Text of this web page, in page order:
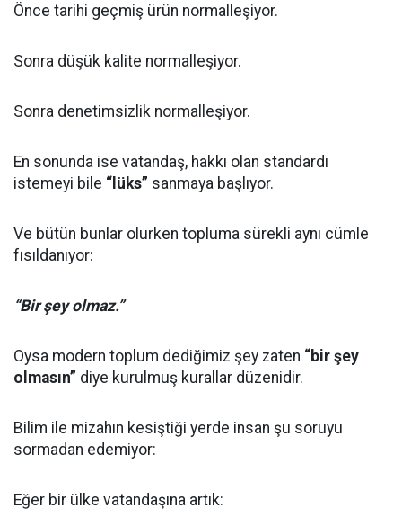
Önce tarihi geçmiş ürün normalleşiyor.
Sonra düşük kalite normalleşiyor.
Sonra denetimsizlik normalleşiyor.
En sonunda ise vatandaş, hakkı olan standardı
istemeyi bile “lüks” sanmaya başlıyor.
Ve bütün bunlar olurken topluma sürekli aynı cümle
fısıldanıyor:
“Bir şey olmaz.”
Oysa modern toplum dediğimiz şey zaten “bir şey
olmasın” diye kurulmuş kurallar düzenidir.
Bilim ile mizahın kesiştiği yerde insan şu soruyu
sormadan edemiyor:
Eğer bir ülke vatandaşına artık: